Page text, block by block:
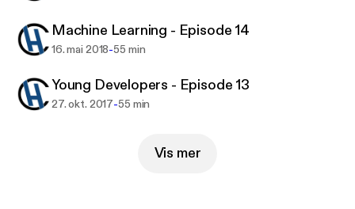
Machine Learning - Episode 14
16. mai 2018-55 min
Young Developers - Episode 13
27. okt. 2017-55 min
Vis mer